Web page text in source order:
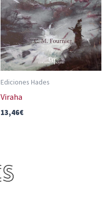
Ediciones Hades
Viraha
13,46€